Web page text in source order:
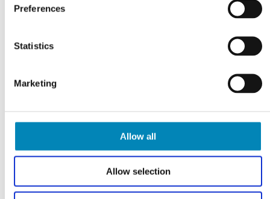
Preferences
Statistics
Marketing
Allow all
Allow selection